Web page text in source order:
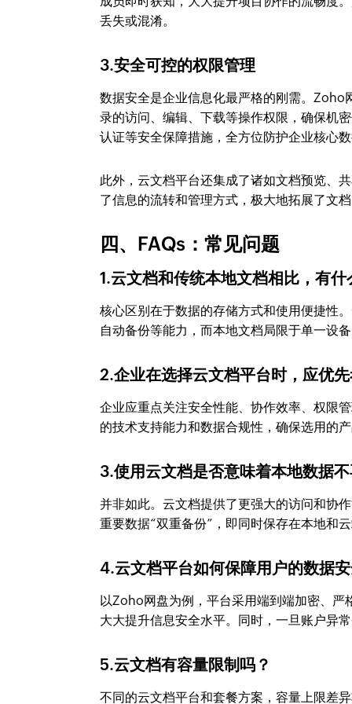
丢失或混淆。
3.安全可控的权限管理
数据安全是企业信息化最严格的刚需。Zoho
录的访问、编辑、下载等操作权限，确保机
认证等安全保障措施，全方位防护企业核心
此外，云文档平台还集成了诸如文档预览、
了信息的流转和管理方式，极大地拓展了文
四、FAQs：常见问题
1.云文档和传统本地文档相比，有
核心区别在于数据的存储方式和使用便捷性
自动备份等能力，而本地文档局限于单一设
2.企业在选择云文档平台时，应优
企业应重点关注安全性能、协作效率、权限
的技术支持能力和数据合规性，确保选用的
3.使用云文档是否意味着本地数据
并非如此。云文档提供了更强大的访问和协
重要数据“双重备份”，即同时保存在本地和
4.云文档平台如何保障用户的数据
以Zoho网盘为例，平台采用端到端加密、
大大提升信息安全水平。同时，一旦账户异
5.云文档有容量限制吗？
不同的云文档平台和套餐方案，容量上限差